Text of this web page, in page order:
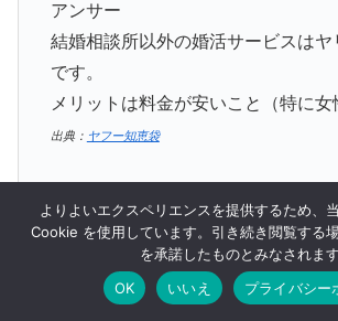
アンサー
結婚相談所以外の婚活サービスはヤ
です。
メリットは料金が安いこと（特に女
出典： ヤフー知恵袋
オミカレの中立～おすすめしない口コ
ックアップしました。
ホーム 検索
よりよいエクスペリエンスを提供するため、
Cookie を使用しています。引き続き閲覧する
を承諾したものとみなされます
OK
いいえ プライバシー